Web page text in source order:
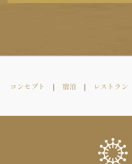
コンセプト 宿泊 レストラン